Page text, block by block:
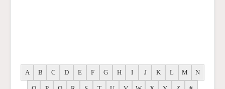
A B C D E F G H I J K L M N